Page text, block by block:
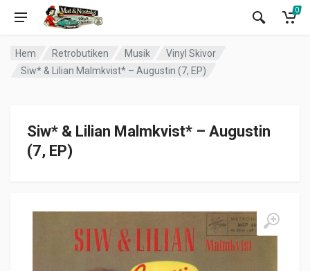
0
Hem Retrobutiken Musik
Vinyl Skivor
Siw* & Lilian Malmkvist* – Augustin (7, EP)
Siw* & Lilian Malmkvist* – Augustin
(7, EP)